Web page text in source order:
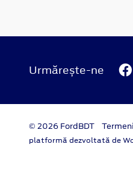
Urmărește-ne
© 2026 FordBDT
platformă dezvoltată de